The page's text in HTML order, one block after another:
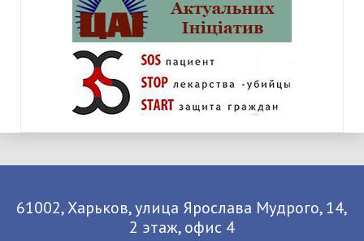
61002, Харьков, улица Ярослава Мудрого, 14,
2 этаж, офис 4